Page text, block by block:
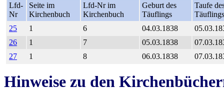
Lfd-
Nr
Seite im
Kirchenbuch
Lfd-Nr im
Kirchenbuch
Geburt des
Täuflings
Taufe
Täuflings
25
1 6 04.03.1838
26
1 7 05.03.1838
27
1 8 06.03.1838
Hinweise zu den